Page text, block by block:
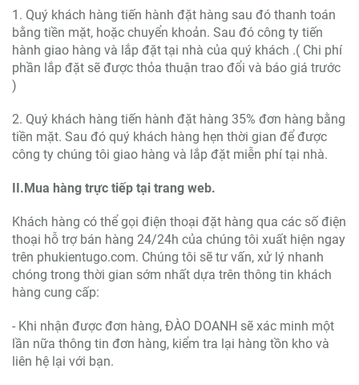
1. Quý khách hàng tiến hành đặt hàng sau đó thanh toán
bằng tiền mặt, hoặc chuyển khoản. Sau đó công ty tiến
hành giao hàng và lắp đặt tại nhà của quý khách .( Chi phí
phần lắp đặt sẽ được thỏa thuận trao đổi và báo giá trước
)
2. Quý khách hàng tiến hành đặt hàng 35% đơn hàng bằng
tiền mặt. Sau đó quý khách hàng hẹn thời gian để được
công ty chúng tôi giao hàng và lắp đặt miễn phí tại nhà.
II.Mua hàng trực tiếp tại trang web.
Khách hàng có thể gọi điện thoại đặt hàng qua các số điện
thoại hỗ trợ bán hàng 24/24h của chúng tôi xuất hiện ngay
trên phukientugo.com. Chúng tôi sẽ tư vấn, xử lý nhanh
chóng trong thời gian sớm nhất dựa trên thông tin khách
hàng cung cấp:
- Khi nhận được đơn hàng, ĐÀO DOANH sẽ xác minh một
lần nữa thông tin đơn hàng, kiểm tra lại hàng tồn kho và
liên hệ lại với bạn.